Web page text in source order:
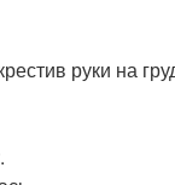
руки на